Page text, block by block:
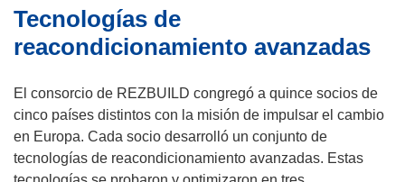
Tecnologías de
reacondicionamiento avanzadas
El consorcio de REZBUILD congregó a quince socios de
cinco países distintos con la misión de impulsar el cambio
en Europa. Cada socio desarrolló un conjunto de
tecnologías de reacondicionamiento avanzadas. Estas